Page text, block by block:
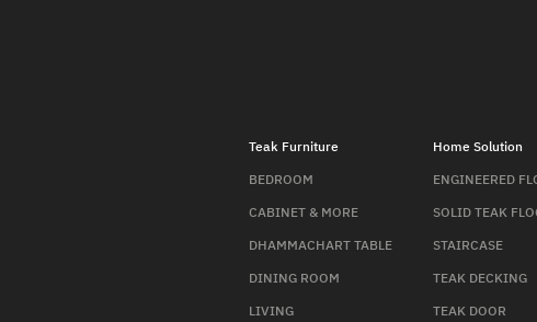
Teak Furniture
BEDROOM
CABINET & MORE
DHAMMACHART TABLE
DINING ROOM
LIVING
Home Solution
ENGINEERED
SOLID TEAK
STAIRCASE
TEAK DECKING
TEAK DOOR